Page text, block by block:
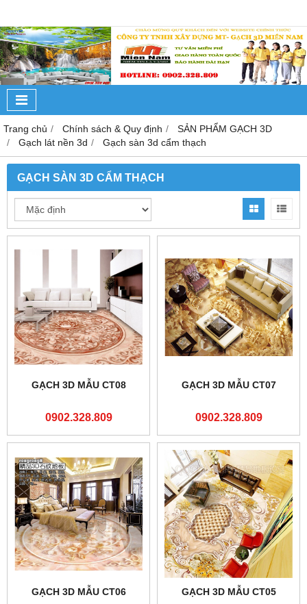
Trang chủ Chính sách & Quy định
SẢN PHẨM GẠCH 3D
Gạch lát nền 3d
Gạch sàn 3d cẩm thạch
GẠCH SÀN 3D CẨM THẠCH
GẠCH 3D MẪU CT08
0902.328.809
GẠCH 3D MẪU CT07
0902.328.809
GẠCH 3D MẪU CT06 GẠCH 3D MẪU CT05